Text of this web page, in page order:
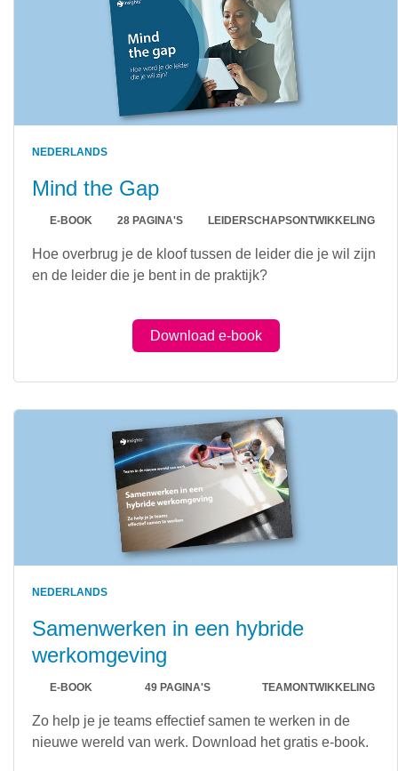
NEDERLANDS
Mind the Gap
E-BOOK 28 PAGINA'S LEIDERSCHAPSONTWIKKELING
Hoe overbrug je de kloof tussen de leider die je wil zijn
en de leider die je bent in de praktijk?
Download e-book
NEDERLANDS
Samenwerken in een hybride
werkomgeving
E-BOOK 49 PAGINA'S TEAMONTWIKKELING
Zo help je je teams effectief samen te werken in de
nieuwe wereld van werk. Download het gratis e-book.